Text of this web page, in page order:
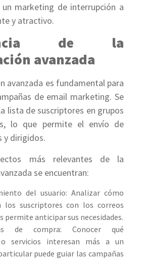
marketing de interrupción a
y atractivo.
de la
avanzada
avanzada es fundamental para
de email marketing. Se
lista de suscriptores en grupos
lo que permite el envío de
y dirigidos.
más relevantes de la
se encuentran:
del usuario: Analizar cómo
los suscriptores con los correos
permite anticipar sus necesidades.
de compra: Conocer qué
servicios interesan más a un
puede guiar las campañas